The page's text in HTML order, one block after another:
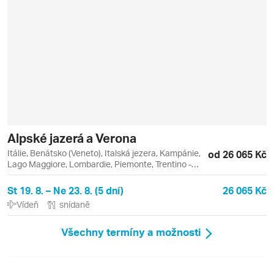
Alpské jazerá a Verona
Itálie, Benátsko (Veneto), Italská jezera, Kampánie,
Lago Maggiore, Lombardie, Piemonte, Trentino -
Alto Adige, Bergamo, Como, Lago, Lago d'Iseo, Lago
di Como, Lago di Garda, Riva del Garda, Sirmione,
Stresa, Verona
od 26 065 Kč
St 19. 8. – Ne 23. 8. (5 dní) 26 065 Kč
Vídeň snídaně
Všechny termíny a možnosti